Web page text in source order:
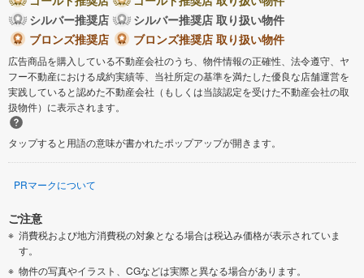
シルバー推奨店
シルバー推奨店 取り扱い物件
ブロンズ推奨店
ブロンズ推奨店 取り扱い物件
広告商品を購入している不動産会社のうち、物件情報の正確性、法令遵守、ヤ
フー不動産における成約実績等、当社所定の基準を満たした優良な店舗運営を
実践していると認めた不動産会社（もしくは当該認定を受けた不動産会社の取
扱物件）に表示されます。
タップすると用語の意味が書かれたポップアップが開きます。
PRマークについて
ご注意
消費税および地方消費税の対象となる場合は税込み価格が表示されていま
す。
物件の写真やイラスト、CGなどは実際と異なる場合があります。